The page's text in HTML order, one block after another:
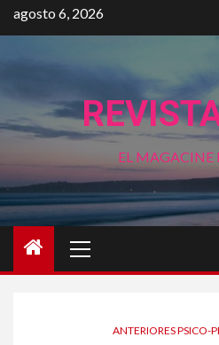
Saltar
al
agosto 6, 2026
EL MAGACINE
principal
ANTERIORES PSICO-